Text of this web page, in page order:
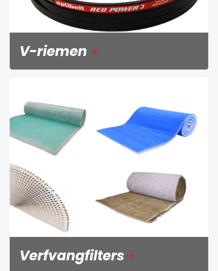
V-riemen
Verfvangfilters